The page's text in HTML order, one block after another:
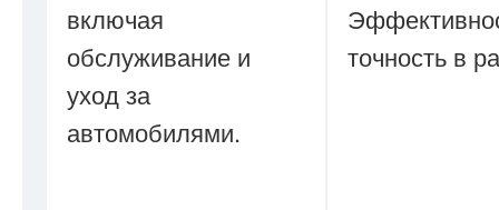
включая
обслуживание и
уход за
автомобилями.
точность в